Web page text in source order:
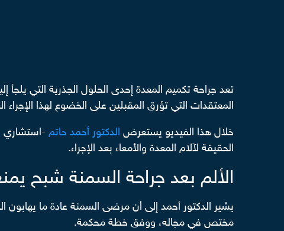
تعد جراحة تكميم المعدة إحدى الحلول الجذرية التي
المعتقدات التي تؤرق المقبلين على الخضوع لهذا الإجراء
خلال هذا الفيديو يستعرض الدكتور أحمد حاتم-استشاري
الحقيقة لآلام المعدة والأمعاء بعد الإجراء.
الألم بعد جراحة السمنة شبح
يشير الدكتور أحمد إلى أن مرضى السمنة عادة ما يهابون
مختص في مجاله، ووفق خطة محكمة.